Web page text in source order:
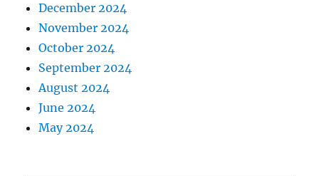
December 2024
November 2024
October 2024
September 2024
August 2024
June 2024
May 2024